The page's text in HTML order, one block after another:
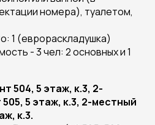
номера), туалетом,
1 (еврораскладушка)
- 3 чел: 2 основных и 1
504, 5 этаж, к.3, 2-
5 этаж, к.3, 2-местный
к.3.